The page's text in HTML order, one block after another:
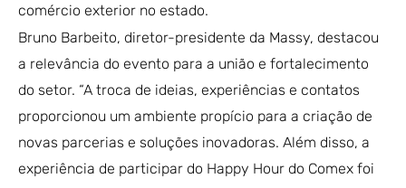
comércio exterior no estado.
Bruno Barbeito, diretor-presidente da Massy, destacou
a relevância do evento para a união e fortalecimento
do setor. “A troca de ideias, experiências e contatos
proporcionou um ambiente propício para a criação de
novas parcerias e soluções inovadoras. Além disso, a
experiência de participar do Happy Hour do Comex foi